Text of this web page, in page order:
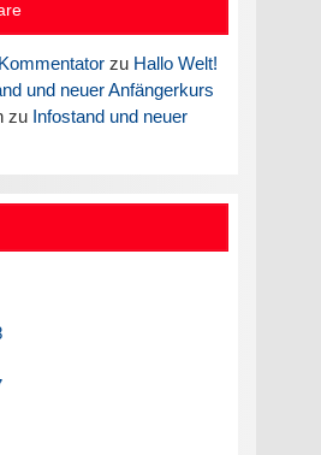
zu Hallo Welt!
und neuer Anfängerkurs
zu Infostand und neuer